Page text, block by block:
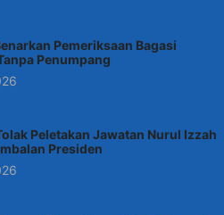
Pemeriksaan Bagasi
Penumpang
Peletakan Jawatan Nurul Izzah
Presiden